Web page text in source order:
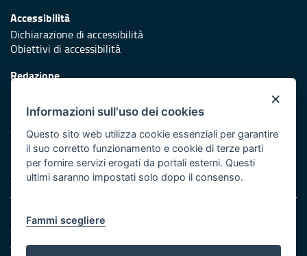
Accessibilità
Dichiarazione di accessibilità
Obiettivi di accessibilità
Redazione
Protezione civile
Vai al sito di Protezione Civile Puglia
Iniziativa finanziata con risorse del POR Puglia 2014/2020 -
Asse XI
Note legali
Cookie e privacy
Amministrazione trasparente
×
Informazioni sull'uso dei cookies
Questo sito web utilizza cookie essenziali per garantire
il suo corretto funzionamento e cookie di terze parti
per fornire servizi erogati da portali esterni. Questi
ultimi saranno impostati solo dopo il consenso.
Fammi scegliere